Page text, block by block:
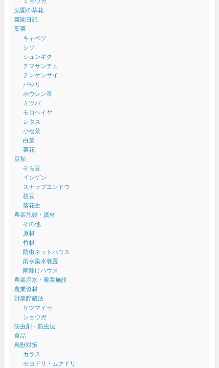
菜園の草花
菜園日記
葉菜
キャベツ
シソ
シュンギク
チマサンチュ
チンゲンサイ
パセリ
ホウレン草
ミツバ
モロヘイヤ
レタス
小松菜
白菜
菜花
豆類
そら豆
インゲン
スナップエンドウ
枝豆
落花生
農業施設・資材
その他
原材
竹材
防虫ネットハウス
雨水集水装置
雨除けハウス
農業用水・農業施設
農業資材
野菜貯蔵法
サツマイモ
ショウガ
防虫剤・防虫法
食品
鳥獣対策
カラス
セヨドリ・ムクドリ